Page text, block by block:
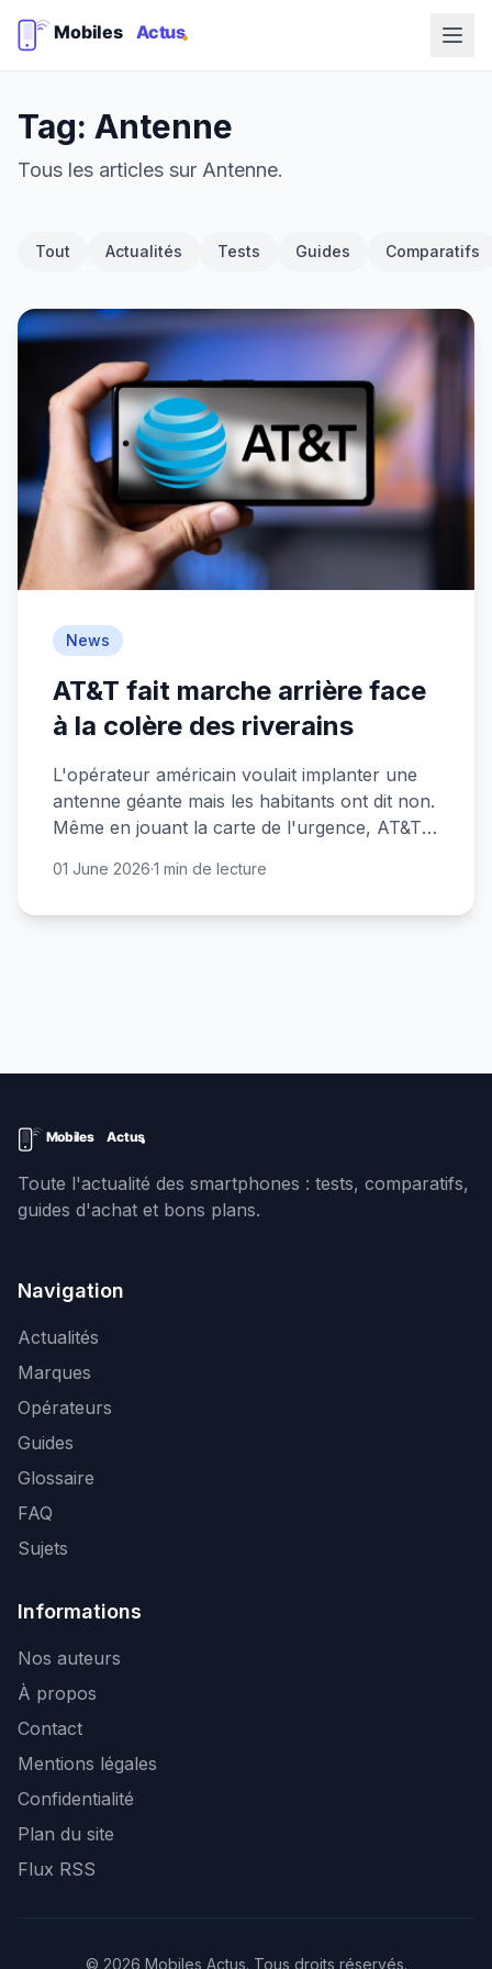
Tag: Antenne
Tous les articles sur Antenne.
Tout Actualités Tests Guides Comparatifs
News
AT&T fait marche arrière face
à la colère des riverains
L'opérateur américain voulait implanter une
antenne géante mais les habitants ont dit non.
Même en jouant la carte de l'urgence, AT&T
01 June 2026·1 min de lecture
Toute l'actualité des smartphones : tests, comparatifs,
guides d'achat et bons plans.
Navigation
Actualités
Marques
Opérateurs
Guides
Glossaire
FAQ
Sujets
Informations
Nos auteurs
À propos
Contact
Mentions légales
Confidentialité
Plan du site
Flux RSS
© 2026 Mobiles Actus. Tous droits réservés.